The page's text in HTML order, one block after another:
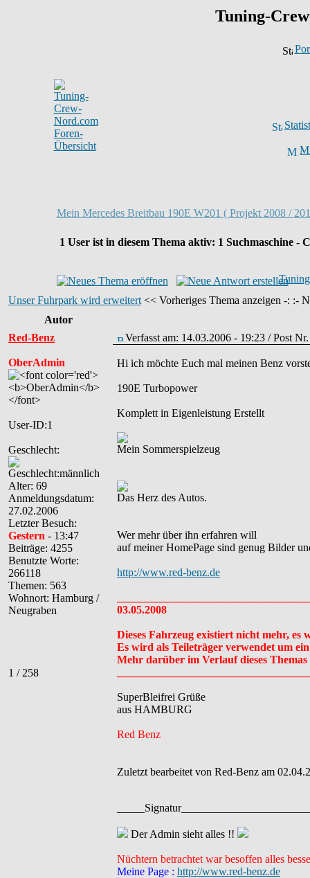
Tuning-
Mein Mercedes Breitbau 190E W201 ( Projekt 2008 /
1 User ist in diesem Thema aktiv: 1 Suchmaschine -
Unser Fuhrpark wird erweitert << Vorheriges Thema anzeigen -: :-
Autor
Red-Benz
OberAdmin
User-ID:1
Geschlecht:
Alter: 69
Anmeldungsdatum:
27.02.2006
Letzter Besuch:
Gestern - 13:47
Beiträge: 4255
Benutzte Worte:
266118
Themen: 563
Wohnort: Hamburg /
Neugraben
1 / 258
Verfasst am: 14.03.2006 - 19:23 / Post
Hi ich möchte Euch mal meinen Benz
190E Turbopower
Komplett in Eigenleistung Erstellt
Mein Sommerspielzeug
Das Herz des Autos.
Wer mehr über ihn erfahren will
auf meiner HomePage sind genug Bilder
http://www.red-benz.de
03.05.2008
Dieses Fahrzeug existiert nicht mehr, es
Es wird als Teileträger verwendet um
Mehr darüber im Verlauf dieses Themas
SuperBleifrei Grüße
aus HAMBURG
Red Benz
Zuletzt bearbeitet von Red-Benz am
Der Admin sieht alles !!
Nüchtern betrachtet war besoffen alles
Meine Page : http://www.red-benz.de